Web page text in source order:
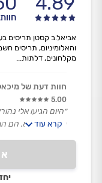
והאלומיניום, תריסים
מקלחונים, דלתות...
חוות דעת של
5.00
״היום הגיעו אלי
תריסים בע״מ. הם
מסודר ומתוקן.
השלישי ניתן
קרא עוד